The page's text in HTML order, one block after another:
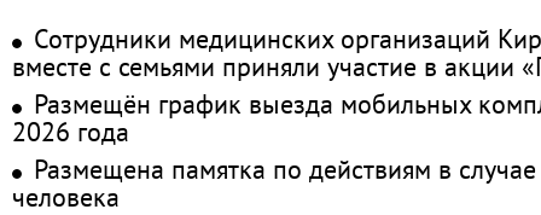
Сотрудники медицинских организаций
вместе с семьями приняли участие в акции
Размещён график выезда мобильных
2026 года
Размещена памятка по действиям в
человека